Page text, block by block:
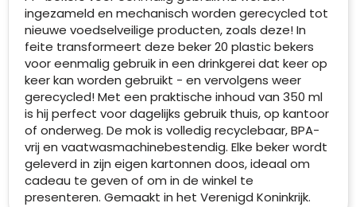
ingezameld en mechanisch worden gerecycled tot
nieuwe voedselveilige producten, zoals deze! In
feite transformeert deze beker 20 plastic bekers
voor eenmalig gebruik in een drinkgerei dat keer op
keer kan worden gebruikt - en vervolgens weer
gerecycled! Met een praktische inhoud van 350 ml
is hij perfect voor dagelijks gebruik thuis, op kantoor
of onderweg. De mok is volledig recyclebaar, BPA-
vrij en vaatwasmachinebestendig. Elke beker wordt
geleverd in zijn eigen kartonnen doos, ideaal om
cadeau te geven of om in de winkel te
presenteren. Gemaakt in het Verenigd Koninkrijk.